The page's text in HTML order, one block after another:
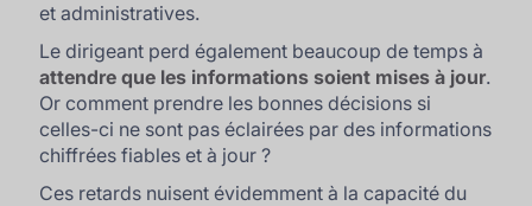
et administratives.
Le dirigeant perd également beaucoup de temps à
attendre que les informations soient mises à jour.
Or comment prendre les bonnes décisions si
celles-ci ne sont pas éclairées par des informations
chiffrées fiables et à jour ?
Ces retards nuisent évidemment à la capacité du